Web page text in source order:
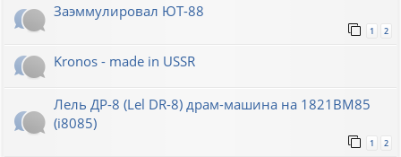
Заэммулировал ЮТ-88
1 2
Kronos - made in USSR
Лель ДР-8 (Lel DR-8) драм-машина на 1821ВМ85
(i8085)
1 2